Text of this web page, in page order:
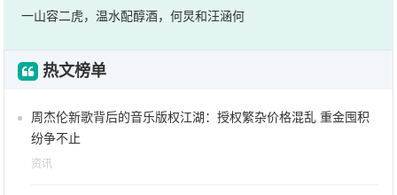
一山容二虎，温水配醇酒，何炅和汪涵何
热文榜单
周杰伦新歌背后的音乐版权江湖：授权繁杂价格混乱 重金囤积
纷争不止
资讯